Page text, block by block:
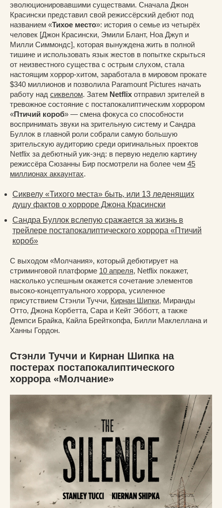
эволюционировавшими существами. Сначала Джон
Красински представил свой режиссёрский дебют под
названием «Тихое место»: история о семье из четырёх
человек [Джон Красински, Эмили Блант, Ноа Джуп и
Милли Симмондс], которая вынуждена жить в полной
тишине и использовать язык жестов в попытке скрыться
от неизвестного существа с острым слухом, стала
настоящим хоррор-хитом, заработала в мировом прокате
$340 миллионов и позволила Paramount Pictures начать
работу над сиквелом. Затем Netflix отправил зрителей в
тревожное состояние с постапокалиптическим хоррором
«Птичий короб» — смена фокуса со способности
воспринимать звуки на зрительную систему и Сандра
Буллок в главной роли собрали самую большую
зрительскую аудиторию среди оригинальных проектов
Netflix за дебютный уик-энд: в первую неделю картину
режиссёра Сюзанны Бир посмотрели на более чем 45
миллионах аккаунтах.
Сиквелу «Тихого места» быть, или 13 леденящих
душу фактов о хорроре Джона Красински
Сандра Буллок вслепую сражается за жизнь в
трейлере постапокалиптического хоррора «Птичий
короб»
С выходом «Молчания», который дебютирует на
стриминговой платформе 10 апреля, Netflix покажет,
насколько успешным окажется сочетание элементов
высоко-концептуального хоррора, усиленное
присутствием Стэнли Туччи, Кирнан Шипки, Миранды
Отто, Джона Корбетта, Сара и Кейт Эбботт, а также
Демпси Брайка, Кайла Брейткопфа, Билли Маклеллана и
Ханны Гордон.
Стэнли Туччи и Кирнан Шипка на
постерах постапокалиптического
хоррора «Молчание»